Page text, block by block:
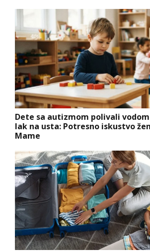
Dete sa autizmom polivali
lak na usta: Potresno iskustvo
Mame